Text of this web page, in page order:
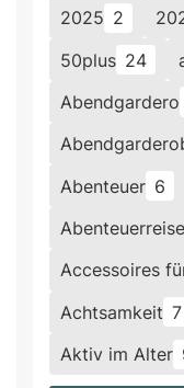
2025 2
50plus 24
Abendgardero
Abenteuer 6
Accessoires
Achtsamkeit 7
Aktiv im Alter